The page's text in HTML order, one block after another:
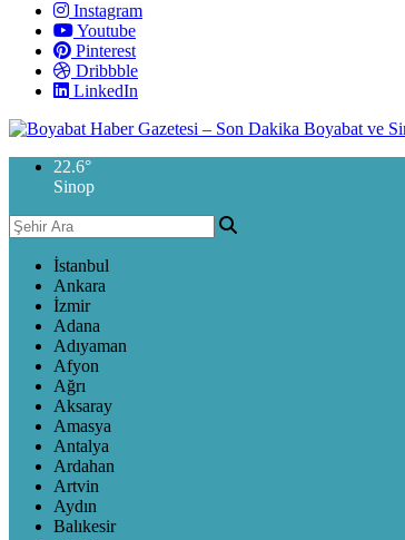
Instagram
Youtube
Pinterest
Dribbble
LinkedIn
22.6°
Sinop
İstanbul
Ankara
İzmir
Adana
Adıyaman
Afyon
Ağrı
Aksaray
Amasya
Antalya
Ardahan
Artvin
Aydın
Balıkesir